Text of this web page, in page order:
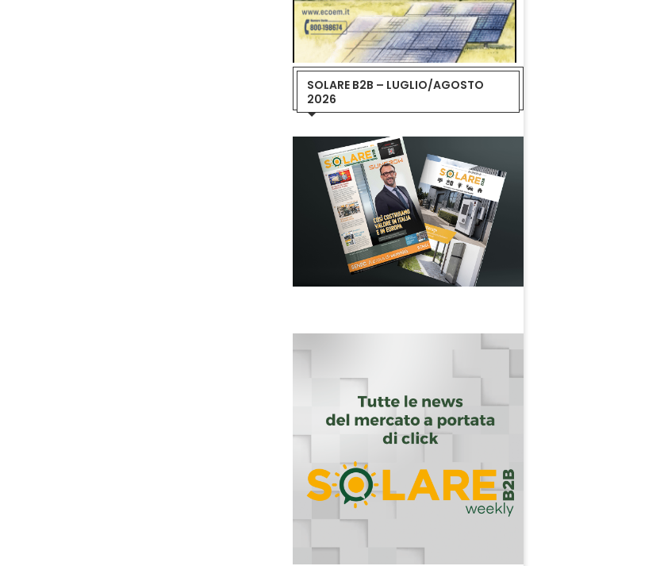
SOLARE B2B – LUGLIO/AGOSTO
2026